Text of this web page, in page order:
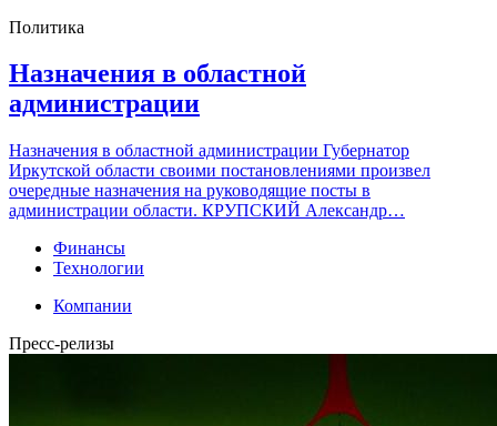
Политика
Назначения в областной
администрации
Назначения в областной администрации Губернатор
Иркутской области своими постановлениями произвел
очередные назначения на руководящие посты в
администрации области. КРУПСКИЙ Александр…
Финансы
Технологии
Компании
Пресс-релизы